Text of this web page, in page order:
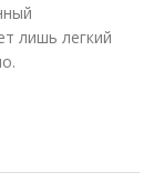
лишь легкий